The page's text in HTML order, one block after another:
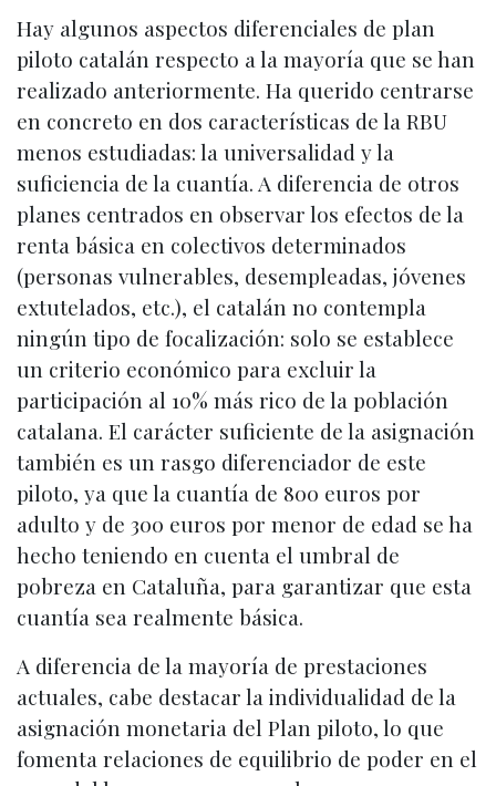
Hay algunos aspectos diferenciales de plan
piloto catalán respecto a la mayoría que se han
realizado anteriormente. Ha querido centrarse
en concreto en dos características de la RBU
menos estudiadas: la universalidad y la
suficiencia de la cuantía. A diferencia de otros
planes centrados en observar los efectos de la
renta básica en colectivos determinados
(personas vulnerables, desempleadas, jóvenes
extutelados, etc.), el catalán no contempla
ningún tipo de focalización: solo se establece
un criterio económico para excluir la
participación al 10% más rico de la población
catalana. El carácter suficiente de la asignación
también es un rasgo diferenciador de este
piloto, ya que la cuantía de 800 euros por
adulto y de 300 euros por menor de edad se ha
hecho teniendo en cuenta el umbral de
pobreza en Cataluña, para garantizar que esta
cuantía sea realmente básica.
A diferencia de la mayoría de prestaciones
actuales, cabe destacar la individualidad de la
asignación monetaria del Plan piloto, lo que
fomenta relaciones de equilibrio de poder en el